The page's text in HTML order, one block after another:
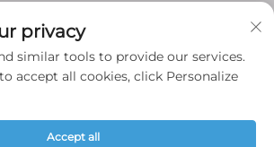
[email protected]
Guangzhou Tenfront Auto Parts Co.,Ltd
zastrzeżone Polityka prywatności
privacy
similar tools to provide our services.
accept all cookies, click Personalize
Accept all